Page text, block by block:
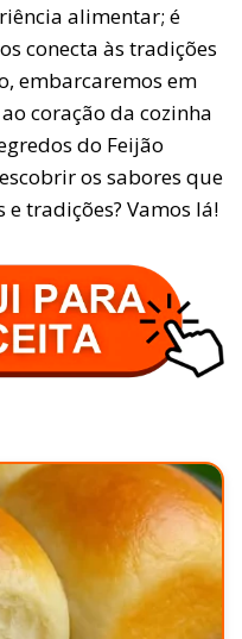
alimentar; é
conecta às tradições
embarcaremos em
coração da cozinha
do Feijão
os sabores que
tradições? Vamos lá!